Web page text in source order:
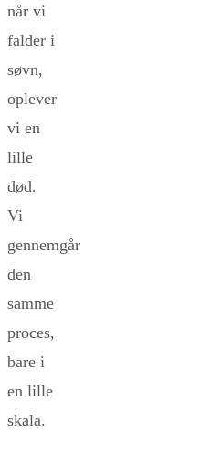
når vi
falder i
søvn,
oplever
vi en
lille
død.
Vi
gennemgår
den
samme
proces,
bare i
en lille
skala.